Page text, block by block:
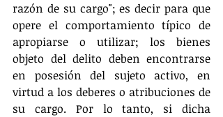
razón de su cargo"; es decir para que
opere el comportamiento típico de
apropiarse o utilizar; los bienes
objeto del delito deben encontrarse
en posesión del sujeto activo, en
virtud a los deberes o atribuciones de
su cargo. Por lo tanto, si dicha